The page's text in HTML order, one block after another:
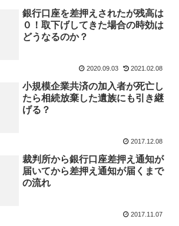
銀行口座を差押えされたが残高は
０！取下げしてきた場合の時効は
どうなるのか？
2020.09.03 2021.02.08
小規模企業共済の加入者が死亡し
たら相続放棄した遺族にも引き継
げる？
2017.12.08
裁判所から銀行口座差押え通知が
届いてから差押え通知が届くまで
の流れ
2017.11.07